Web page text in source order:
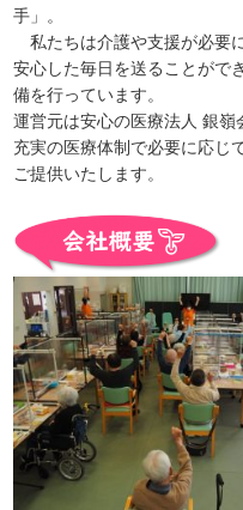
手」。
私たちは介護や支援が必要
安心した毎日を送ることがで
備を行っています。
運営元は安心の医療法人 銀嶺
充実の医療体制で必要に応じ
ご提供いたします。